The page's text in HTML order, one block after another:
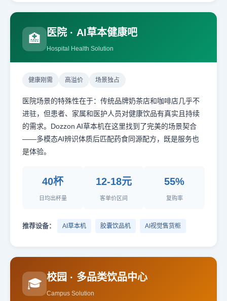
🏥 医院 · AI草本健康吧
Hospital Health Solution
健康刚需 高溢价 场景独占
医院场景的特殊性在于：传统品牌奶茶店和咖啡店几乎不
进驻，但患者、家属和医护人员对健康饮品有真实且持续
的需求。Dozzon AI草本机在这里找到了完美的场景契合
——多模态AI辨识体质后匹配药食同源配方，既是服务也
是体验。
40杯
日均出杯量
12-18元
客单价区间
55%
复购率
推荐设备： AI草本机 胶囊饮品机 AI视觉售货柜
🎓 校园 · 多品类饮品中心
Campus Solution